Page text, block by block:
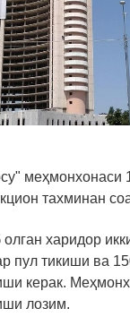
меҳмонхонаси
тахминан
харидор
пул тикиши ва
керак.
лозим.